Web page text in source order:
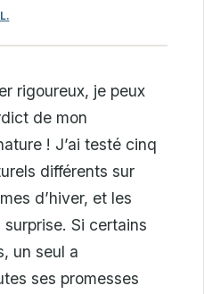
rigoureux, je peux
de mon
! J’ai testé cinq
différents sur
d’hiver, et les
surprise. Si certains
un seul a
ses promesses